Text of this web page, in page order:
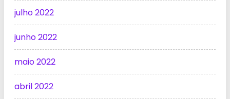
julho 2022
junho 2022
maio 2022
abril 2022